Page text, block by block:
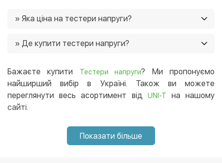
» Яка ціна на тестери напруги?
грн. Ще у нас постійно діють акції, і часто є можливість
» Де купити тестери напруги?
інтернет-магазині, і ми доставимо їх в будь-який
регіон України. 😉
Бажаєте купити Тестери напруги? Ми пропонуємо
найширший вибір в Україні. Також ви можете
переглянути весь асортимент від
UNI-T
на нашому
сайті.
Показати більше